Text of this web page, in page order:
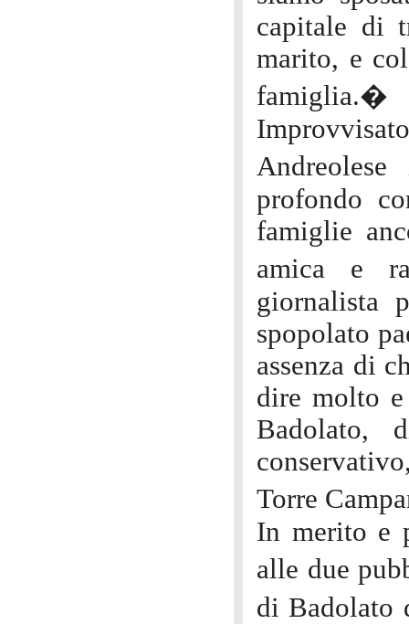
capitale di
marito, e
famiglia.�
profondo
famiglie
amica e
giornalista
spopolato
assenza di
dire molto
Badolato,
Torre
In merito e
alle due
di Badolato